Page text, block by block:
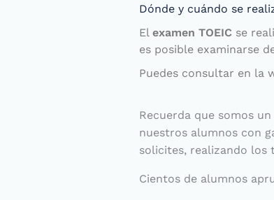
Dónde y cuándo se
El examen TOEICse
es posible examinarse
Puedes consultar en la
Recuerda que somos un
nuestros alumnos con
solicites, realizando los
Cientos de alumnos